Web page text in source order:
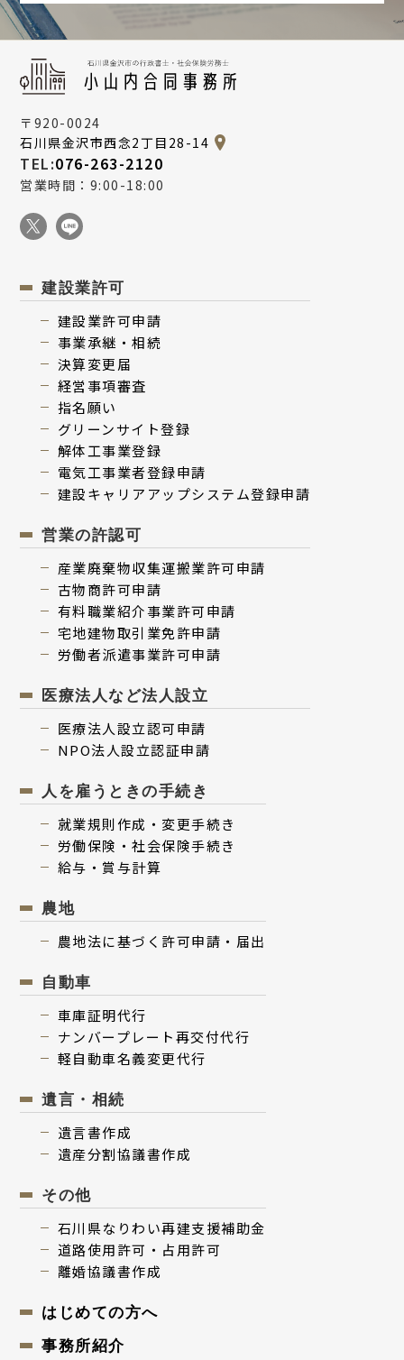
〒920-0024
石川県金沢市西念2丁目28-14
TEL:076-263-2120
営業時間：9:00-18:00
建設業許可
建設業許可申請
事業承継・相続
決算変更届
経営事項審査
指名願い
グリーンサイト登録
解体⼯事業登録
電気⼯事業者登録申請
建設キャリアアップシステム登録申請
営業の許認可
産業廃棄物収集運搬業許可申請
古物商許可申請
有料職業紹介事業許可申請
宅地建物取引業免許申請
労働者派遣事業許可申請
医療法人など法人設立
医療法⼈設⽴認可申請
NPO法⼈設⽴認証申請
人を雇うときの手続き
就業規則作成・変更⼿続き
労働保険・社会保険⼿続き
給与・賞与計算
農地
農地法に基づく許可申請・届出
⾃動⾞
⾞庫証明代行
ナンバープレート再交付代⾏
軽⾃動⾞名義変更代⾏
遺⾔・相続
遺⾔書作成
遺産分割協議書作成
その他
⽯川県なりわい再建⽀援補助⾦
道路使用許可・占用許可
離婚協議書作成
はじめての⽅へ
事務所紹介